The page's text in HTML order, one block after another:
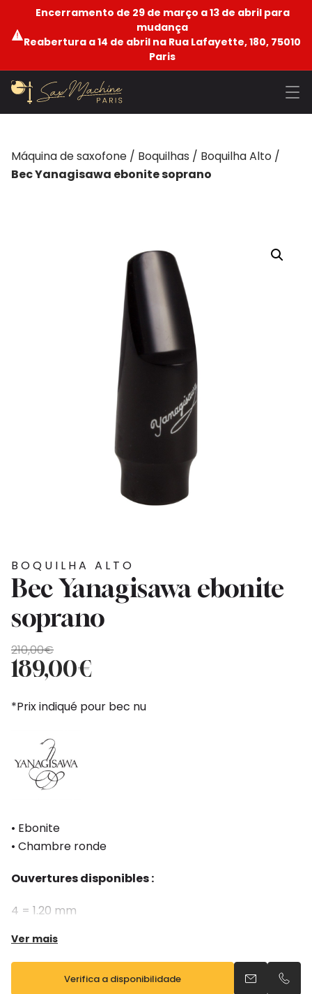
Encerramento de 29 de março a 13 de abril para
mudança
Reabertura a 14 de abril na Rua Lafayette, 180, 75010
Paris
Máquina de saxofone / Boquilhas / Boquilha Alto /
Bec Yanagisawa ebonite soprano
BOQUILHA ALTO
Bec Yanagisawa ebonite
soprano
210,00€
O
preço
original
era:
210,00€.
189,00€
O
preço
atual
é:
189,00€.
*Prix indiqué pour bec nu
• Ebonite
• Chambre ronde
Ouvertures disponibles :
4 = 1.20 mm
6 = 1.41 mm
7 = 1.50 mm
8 = 1.60 mm
Ver mais
Verifica a disponibilidade Envia um e-